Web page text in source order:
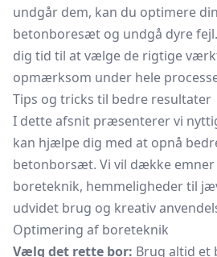
undgår dem, kan du optimere
betonboresæt og undgå dyre
dig tid til at vælge de rigtige
opmærksom under hele
Tips og tricks til bedre resultater
I dette afsnit præsenterer vi
kan hjælpe dig med at opnå
betonborsæt. Vi vil dække
boreteknik, hemmeligheder til
udvidet brug og kreativ
Optimering af boreteknik
Vælg det rette bor: Brug altid et